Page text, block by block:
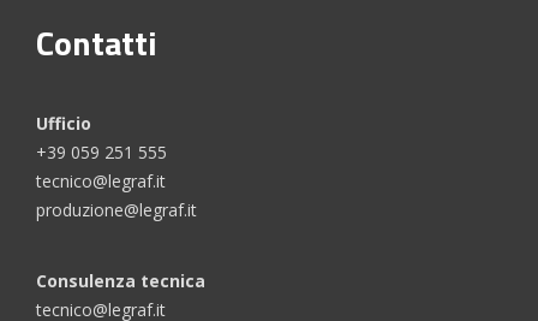
Contatti
Ufficio
+39 059 251 555
tecnico@legraf.it
produzione@legraf.it
Consulenza tecnica
tecnico@legraf.it